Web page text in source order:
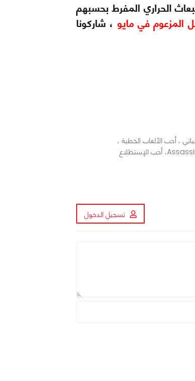
الحراري المفرط بحسبهم
المزعوم في مايو ، شاركونا
، أحب الألعاب الخطية ،
الـ RPG ، ذات العالم المفتوح وتلك التي تقدم تجربة قصصية متميزة مثل Assassin's Creed، أحب الإستطلاع
تسجيل الدخول